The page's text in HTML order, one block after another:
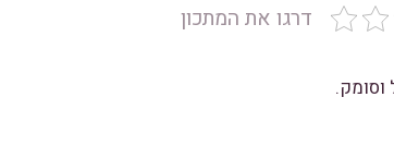
דרגו את המתכון
וסומק.